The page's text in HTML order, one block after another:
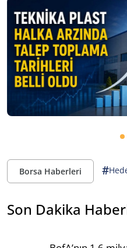
Borsa Haberleri #
Son Dakika